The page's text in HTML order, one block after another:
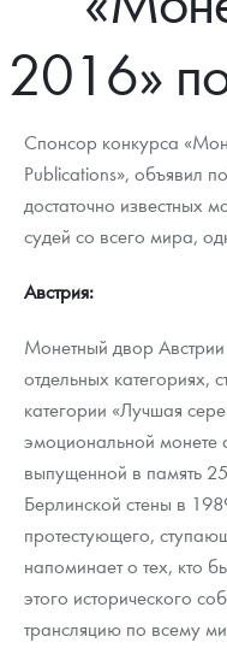
Монеты Царской России
Монеты стран мира
Георгий Победоносец
Золотой червонец Сеятель
Аксессуары
Жетоны "Необыкновенные
Ювелирные изделия
Русская нумизматика
Золотая карманная галерея
Наборы подарочных и
Монеты и жетоны из
Гарантии
Выкуп монет
Памятка для работы с
Политика использования
Положение по обработке и
Информация
Распродажа монет и жетонов
Аналитика и события
Итоги 2025 года. Прогноз
2026 год
Cтатьи
Котировки
Курс золота и серебра
Скупка слитков
Контакты
Наши преимущества
Письмо директору
2016»
Спонсор конкурса
Publications», объявил
достаточно известных
судей со всего мира,
Австрия:
Монетный двор
отдельных категориях,
категории «Лучшая
эмоциональной
выпущенной в память
Берлинской стены в
протестующего,
напоминает о тех, кто
этого исторического
трансляцию по всему